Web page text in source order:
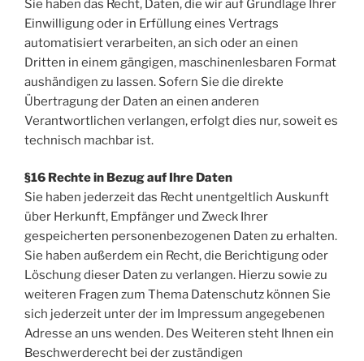
Sie haben das Recht, Daten, die wir auf Grundlage Ihrer
Einwilligung oder in Erfüllung eines Vertrags
automatisiert verarbeiten, an sich oder an einen
Dritten in einem gängigen, maschinenlesbaren Format
aushändigen zu lassen. Sofern Sie die direkte
Übertragung der Daten an einen anderen
Verantwortlichen verlangen, erfolgt dies nur, soweit es
technisch machbar ist.
§16 Rechte in Bezug auf Ihre Daten
Sie haben jederzeit das Recht unentgeltlich Auskunft
über Herkunft, Empfänger und Zweck Ihrer
gespeicherten personenbezogenen Daten zu erhalten.
Sie haben außerdem ein Recht, die Berichtigung oder
Löschung dieser Daten zu verlangen. Hierzu sowie zu
weiteren Fragen zum Thema Datenschutz können Sie
sich jederzeit unter der im Impressum angegebenen
Adresse an uns wenden. Des Weiteren steht Ihnen ein
Beschwerderecht bei der zuständigen